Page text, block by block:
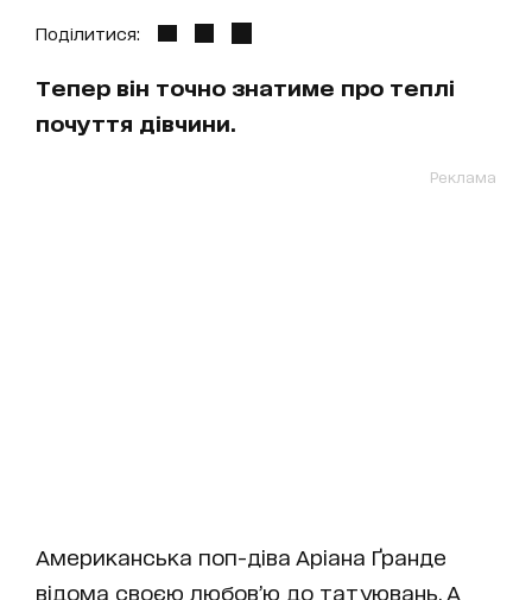
Поділитися:
Тепер він точно знатиме про теплі
почуття дівчини.
Реклама
Американська поп-діва Аріана Ґранде
відома своєю любов’ю до татуювань. А